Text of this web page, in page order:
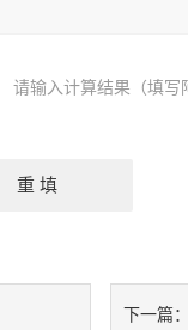
请输入计算结果（填写
下一篇